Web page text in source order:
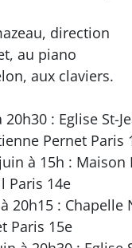
direction
au piano
aux claviers.
: Eglise St-
Pernet Paris
à 15h : Maison
Paris 14e
20h15 : Chapelle
Paris 15e